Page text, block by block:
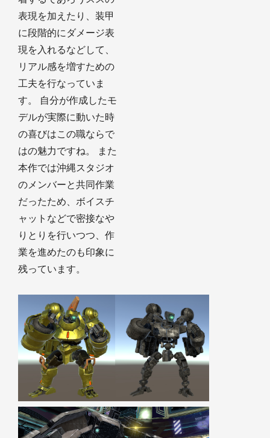
表現を加えたり、装甲
に段階的にダメージ表
現を入れるなどして、
リアル感を増すための
工夫を行なっていま
す。 自分が作成したモ
デルが実際に動いた時
の喜びはこの職ならで
はの魅力ですね。 また
本作では沖縄スタジオ
のメンバーと共同作業
だったため、ボイスチ
ャットなどで密接なや
りとりを行いつつ、作
業を進めたのも印象に
残っています。